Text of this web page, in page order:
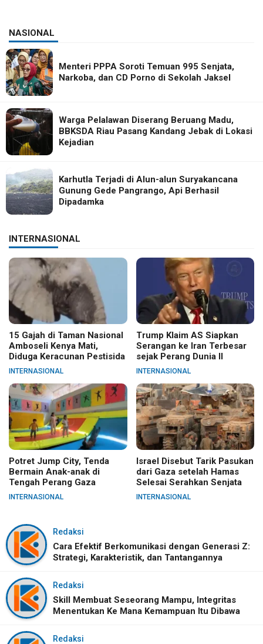
NASIONAL
Menteri PPPA Soroti Temuan 995 Senjata,
Narkoba, dan CD Porno di Sekolah Jaksel
Warga Pelalawan Diserang Beruang Madu,
BBKSDA Riau Pasang Kandang Jebak di Lokasi
Kejadian
Karhutla Terjadi di Alun-alun Suryakancana
Gunung Gede Pangrango, Api Berhasil
Dipadamka
INTERNASIONAL
15 Gajah di Taman Nasional
Amboseli Kenya Mati,
Diduga Keracunan Pestisida
INTERNASIONAL
Trump Klaim AS Siapkan
Serangan ke Iran Terbesar
sejak Perang Dunia II
INTERNASIONAL
Potret Jump City, Tenda
Bermain Anak-anak di
Tengah Perang Gaza
INTERNASIONAL
Israel Disebut Tarik Pasukan
dari Gaza setelah Hamas
Selesai Serahkan Senjata
INTERNASIONAL
Redaksi
Cara Efektif Berkomunikasi dengan Generasi Z:
Strategi, Karakteristik, dan Tantangannya
Redaksi
Skill Membuat Seseorang Mampu, Integritas
Menentukan Ke Mana Kemampuan Itu Dibawa
Redaksi